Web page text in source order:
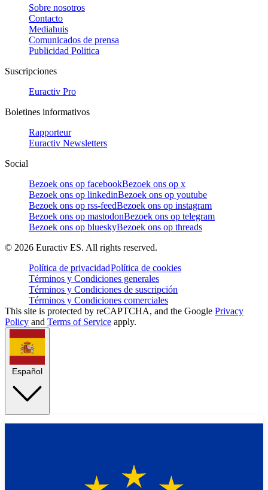
Sobre nosotros
Contacto
Mediahuis
Comunicados de prensa
Publicidad Politica
Suscripciones
Euractiv Pro
Boletines informativos
Rapporteur
Euractiv Newsletters
Social
Bezoek ons op facebookBezoek ons op x
Bezoek ons op linkedinBezoek ons op youtube
Bezoek ons op rss-feedBezoek ons op instagram
Bezoek ons op mastodonBezoek ons op telegram
Bezoek ons op blueskyBezoek ons op threads
© 2026 Euractiv ES. All rights reserved.
Política de privacidadPolítica de cookies
Términos y Condiciones generales
Términos y Condiciones de suscripción
Términos y Condiciones comerciales
This site is protected by reCAPTCHA, and the Google Privacy
Policy and Terms of Service apply.
Español